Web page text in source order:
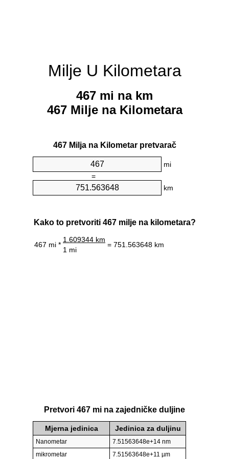
Milje U Kilometara
467 mi na km
467 Milje na Kilometara
467 Milja na Kilometar pretvarač
mi
=
km
Kako to pretvoriti 467 milje na kilometara?
467 mi *
1.609344 km
= 751.563648 km
1 mi
Pretvori 467 mi na zajedničke duljine
Mjerna jedinica Jedinica za duljinu
Nanometar
7.51563648e+14 nm
mikrometar
7.51563648e+11 µm